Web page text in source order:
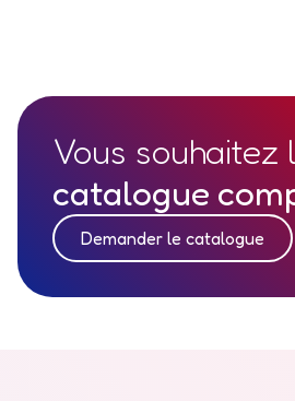
Vous souhaitez
catalogue
Demander le catalogue